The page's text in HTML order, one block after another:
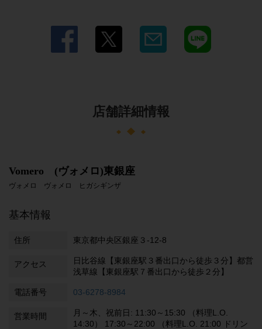
店舗詳細情報
Vomero (ヴォメロ)東銀座
ヴォメロ ヴォメロ ヒガシギンザ
基本情報
住所 東京都中央区銀座３-12-8
アクセス
日比谷線【東銀座駅３番出口から徒歩３分】都営
浅草線【東銀座駅７番出口から徒歩２分】
電話番号 03-6278-8984
営業時間
月～木、祝前日: 11:30～15:30 （料理L.O.
14:30） 17:30～22:00 （料理L.O. 21:00 ドリン